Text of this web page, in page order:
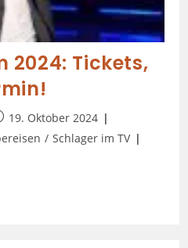
2024: Tickets,
19. Oktober 2024
/ Schlager im TV